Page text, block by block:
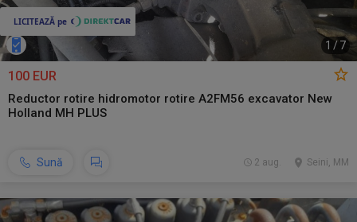
1 /7
100 EUR
Reductor rotire hidromotor rotire A2FM56 excavator New
Holland MH PLUS
Sună Seini, MM
2 aug.